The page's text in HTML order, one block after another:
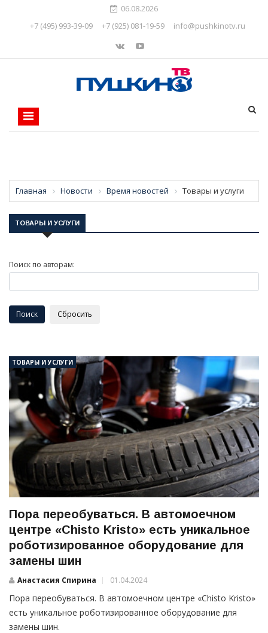
06.08.2026
+7 (495) 993-39-09
+7 (925) 081-19-59 info@pushkinotv.ru
Главная Новости Время новостей Товары и услуги
ТОВАРЫ И УСЛУГИ
Поиск по авторам:
ТОВАРЫ И УСЛУГИ
Пора переобуваться. В автомоечном
центре «Chisto Kristo» есть уникальное
роботизированное оборудование для
замены шин
Анастасия Спирина 01.04.2024
Пора переобуваться. В автомоечном центре «Chisto Kristo»
есть уникальное роботизированное оборудование для
замены шин.